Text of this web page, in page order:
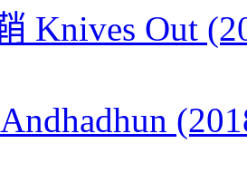
Knives Out